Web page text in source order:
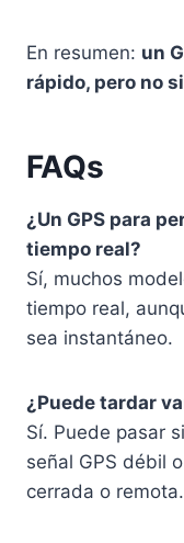
En resumen: un
rápido, pero no
FAQs
¿Un GPS para
tiempo real?
Sí, muchos
tiempo real,
sea instantáneo.
¿Puede tardar
Sí. Puede pasar
señal GPS débil
cerrada o remota.